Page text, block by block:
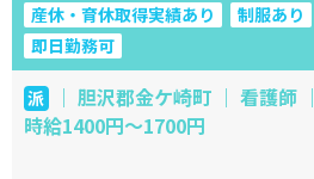
産休・育休取得実績あり
制服あり
即日勤務可
派｜ 胆沢郡金ケ崎町 ｜ 看護師 ｜
時給1400円～1700円